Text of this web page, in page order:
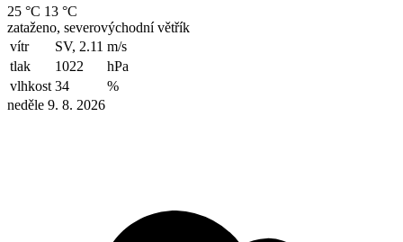
25 °C 13 °C
zataženo, severovýchodní větřík
vítr
SV, 2.11 m/s
tlak
1022
hPa
vlhkost 34
%
neděle 9. 8. 2026